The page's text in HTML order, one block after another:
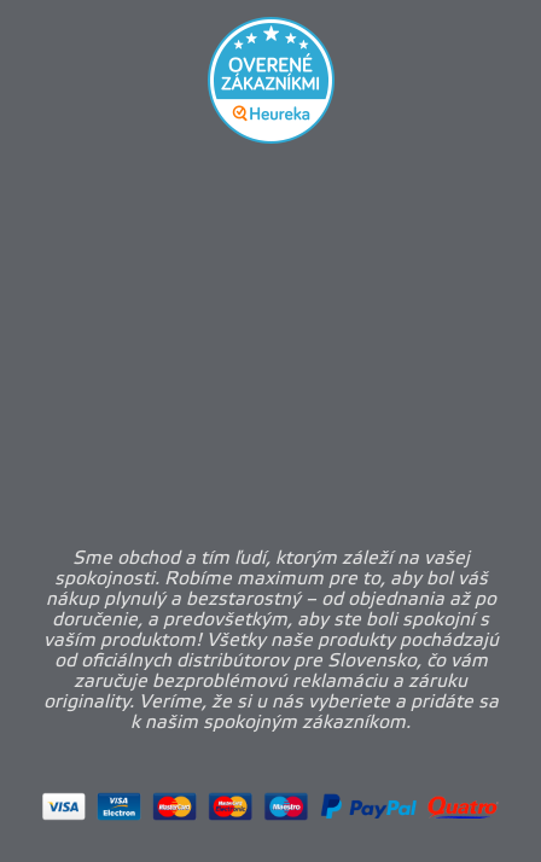
Sme obchod a tím ľudí, ktorým záleží na vašej
spokojnosti. Robíme maximum pre to, aby bol váš
nákup plynulý a bezstarostný – od objednania až po
doručenie, a predovšetkým, aby ste boli spokojní s
vaším produktom! Všetky naše produkty pochádzajú
od oficiálnych distribútorov pre Slovensko, čo vám
zaručuje bezproblémovú reklamáciu a záruku
originality. Veríme, že si u nás vyberiete a pridáte sa
k našim spokojným zákazníkom.